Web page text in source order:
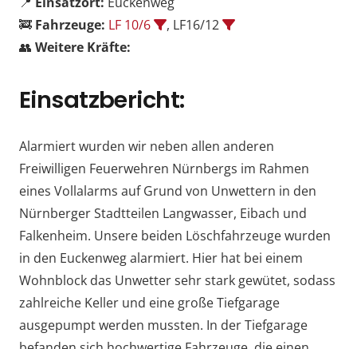
🚒 Fahrzeuge: LF 10/6
, LF16/12
👥 Weitere Kräfte:
Einsatzbericht:
Alarmiert wurden wir neben allen anderen
Freiwilligen Feuerwehren Nürnbergs im Rahmen
eines Vollalarms auf Grund von Unwettern in den
Nürnberger Stadtteilen Langwasser, Eibach und
Falkenheim. Unsere beiden Löschfahrzeuge wurden
in den Euckenweg alarmiert. Hier hat bei einem
Wohnblock das Unwetter sehr stark gewütet, sodass
zahlreiche Keller und eine große Tiefgarage
ausgepumpt werden mussten. In der Tiefgarage